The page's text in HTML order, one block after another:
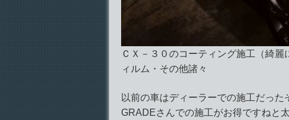
ＣＸ－３０のコーティング施工（綺
ィルム・その他諸々
以前の車はディーラーでの施工だっ
GRADEさんでの施工がお得ですねと